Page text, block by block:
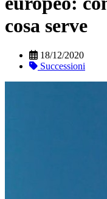
cosa serve
18/12/2020
Successioni